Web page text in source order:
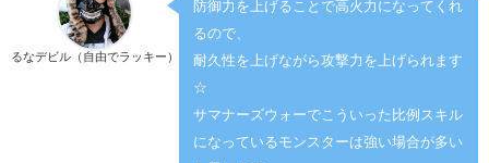
るなデビル（自由でラッキー）
防御力を上げることで高火力になってくれ
るので、
耐久性を上げながら攻撃力を上げられます
☆
サマナーズウォーでこういった比例スキル
になっているモンスターは強い場合が多い